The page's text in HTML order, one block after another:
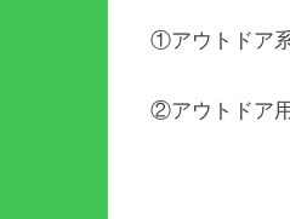
①アウトドア
②アウトドア